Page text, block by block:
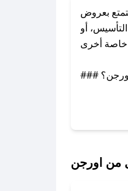
بعروض
أو
أخرى.
### كيف تحصل على كود خصم من اورجن؟
بسرعة.
من اورجن